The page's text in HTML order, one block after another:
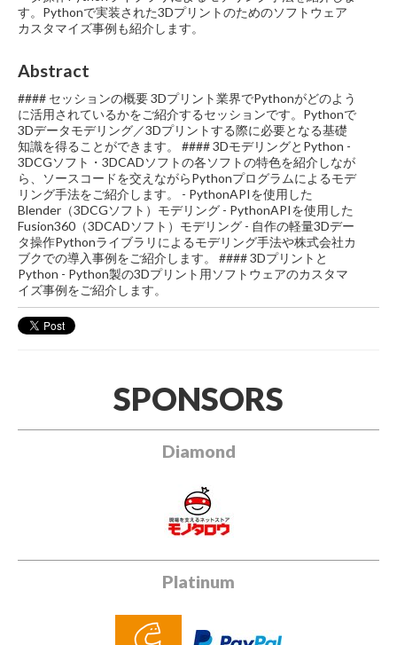
す。Pythonで実装された3Dプリントのためのソフトウェア
カスタマイズ事例も紹介します。
Abstract
#### セッションの概要 3Dプリント業界でPythonがどのよう
に活用されているかをご紹介するセッションです。Pythonで
3Dデータモデリング／3Dプリントする際に必要となる基礎
知識を得ることができます。 #### 3DモデリングとPython -
3DCGソフト・3DCADソフトの各ソフトの特色を紹介しなが
ら、ソースコードを交えながらPythonプログラムによるモデ
リング手法をご紹介します。 - PythonAPIを使用した
Blender（3DCGソフト）モデリング - PythonAPIを使用した
Fusion360（3DCADソフト）モデリング - 自作の軽量3Dデー
タ操作Pythonライブラリによるモデリング手法や株式会社カ
ブクでの導入事例をご紹介します。 #### 3Dプリントと
Python - Python製の3Dプリント用ソフトウェアのカスタマ
イズ事例をご紹介します。
SPONSORS
Diamond
Platinum